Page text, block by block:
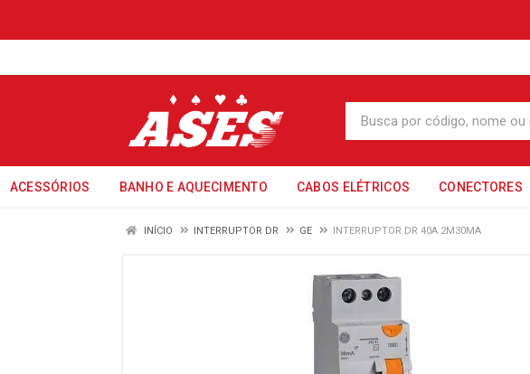
ACESSÓRIOS BANHO E AQUECIMENTO CABOS ELÉTRICOS CONECTORES
INÍCIO INTERRUPTOR DR GE INTERRUPTOR DR 40A 2M30MA